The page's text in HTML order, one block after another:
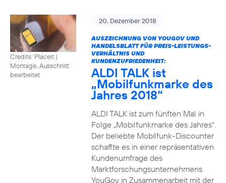
Credits: Placeit |
Montage, Ausschnitt
bearbeitet
20. Dezember 2018
AUSZEICHNUNG VON YOUGOV UND
HANDELSBLATT FÜR PREIS-LEISTUNGS-
VERHÄLTNIS UND
KUNDENZUFRIEDENHEIT:
ALDI TALK ist
„Mobilfunkmarke des
Jahres 2018“
ALDI TALK ist zum fünften Mal in
Folge „Mobilfunkmarke des Jahres“.
Der beliebte Mobilfunk-Discounter
schaffte es in einer repräsentativen
Kundenumfrage des
Marktforschungsunternehmens
YouGov in Zusammenarbeit mit der